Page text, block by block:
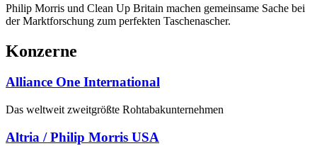
Philip Morris und Clean Up Britain machen gemeinsame Sache bei
der Marktforschung zum perfekten Taschenascher.
Konzerne
Alliance One International
Das weltweit zweitgrößte Rohtabakunternehmen
Altria / Philip Morris USA